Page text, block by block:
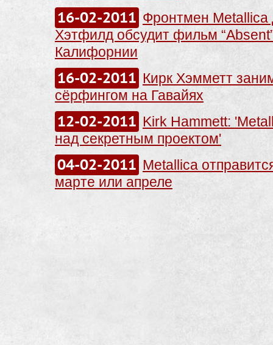
16-02-2011 Фронтмен
Хэтфилд обсудит фильм
Калифорнии
16-02-2011 Кирк Хэмметт
сёрфингом на Гавайях
12-02-2011 Kirk Hammett:
над секретным проектом'
04-02-2011 Metallica
марте или апреле